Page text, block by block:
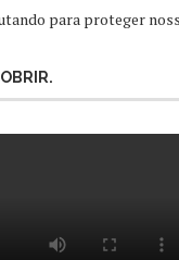
para proteger